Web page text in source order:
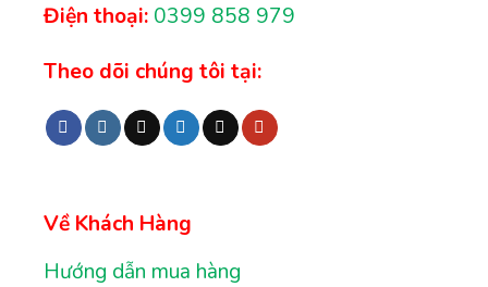
Điện thoại: 0399 858 979
Theo dõi chúng tôi tại:
Về Khách Hàng
Hướng dẫn mua hàng